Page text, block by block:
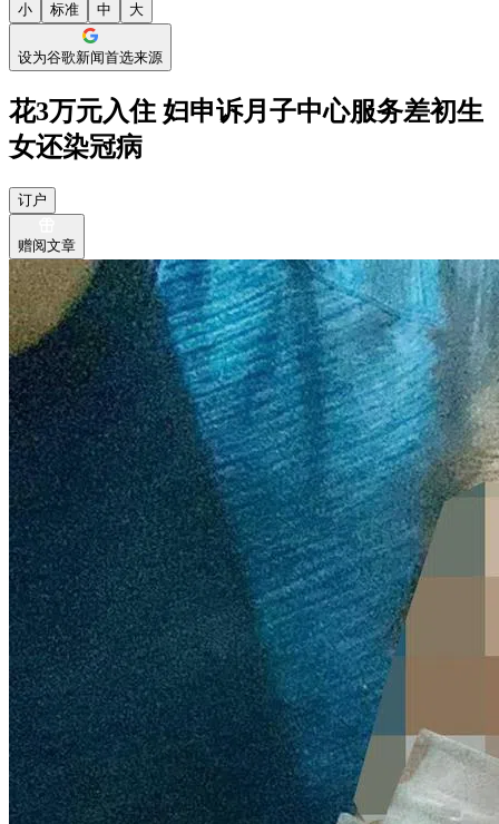
小 标准 中 大
设为谷歌新闻首选来源
花3万元入住 妇申诉月子中心服务差初生
女还染冠病
订户
赠阅文章